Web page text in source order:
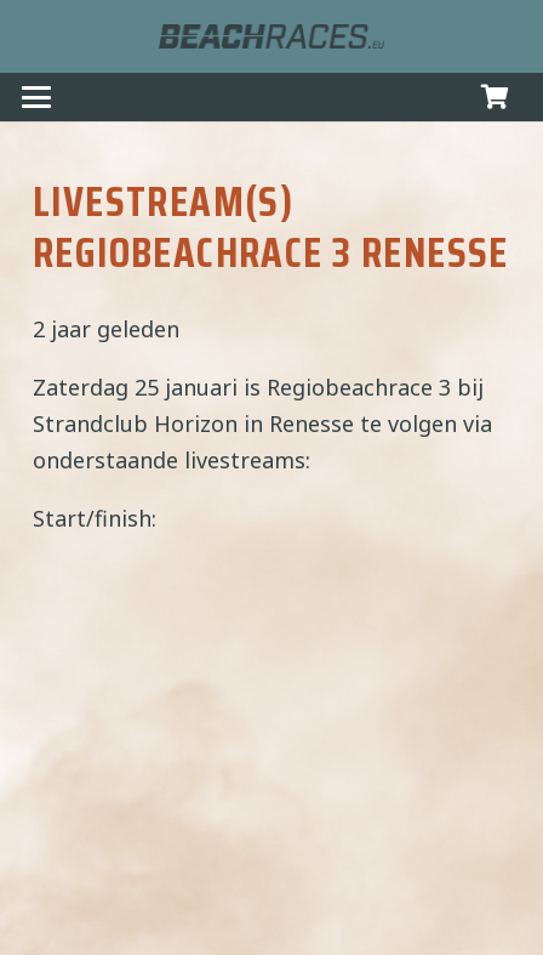
LIVESTREAM(S)
REGIOBEACHRACE 3 RENESSE
2 jaar geleden
Zaterdag 25 januari is Regiobeachrace 3 bij
Strandclub Horizon in Renesse te volgen via
onderstaande livestreams:
Start/finish: